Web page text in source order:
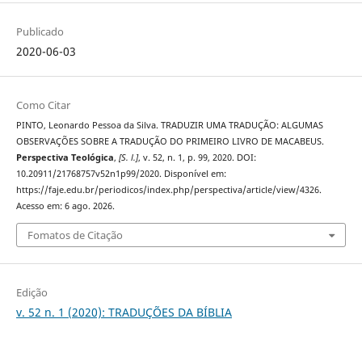
Publicado
2020-06-03
Como Citar
PINTO, Leonardo Pessoa da Silva. TRADUZIR UMA TRADUÇÃO: ALGUMAS
OBSERVAÇÕES SOBRE A TRADUÇÃO DO PRIMEIRO LIVRO DE MACABEUS.
Perspectiva Teológica, [S. l.], v. 52, n. 1, p. 99, 2020. DOI:
10.20911/21768757v52n1p99/2020. Disponível em:
https://faje.edu.br/periodicos/index.php/perspectiva/article/view/4326.
Acesso em: 6 ago. 2026.
Fomatos de Citação
Edição
v. 52 n. 1 (2020): TRADUÇÕES DA BÍBLIA